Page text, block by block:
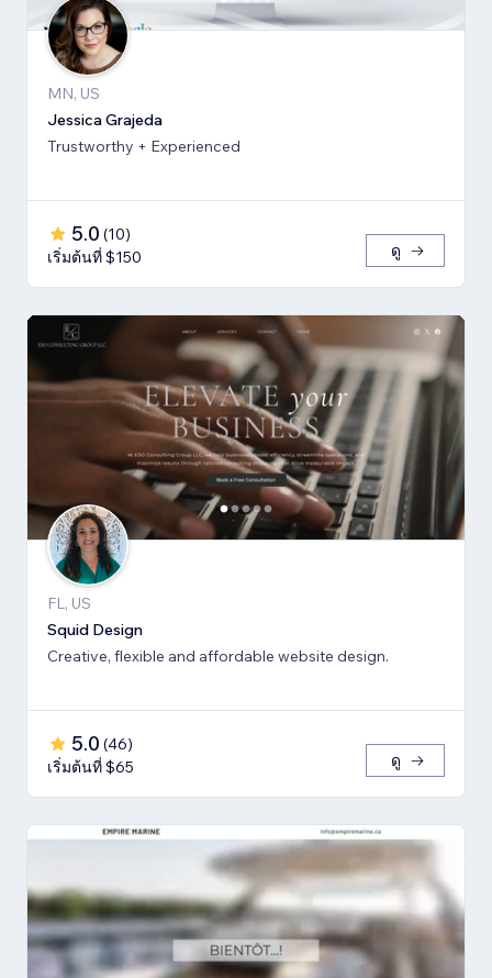
MN, US
Jessica Grajeda
Trustworthy + Experienced
5.0 (10)
เริ่มต้นที่ $150
ดู
FL, US
Squid Design
Creative, flexible and affordable website design.
5.0 (46)
เริ่มต้นที่ $65
ดู